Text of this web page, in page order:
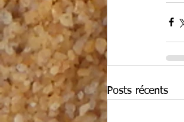
Posts récents